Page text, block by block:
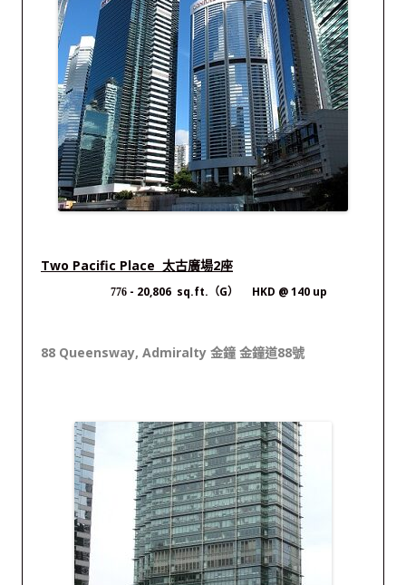
Two Pacific Place 太古廣場2座
776 - 20,806 sq.ft.（G） HKD @ 140 up
88 Queensway, Admiralty 金鐘 金鐘道88號